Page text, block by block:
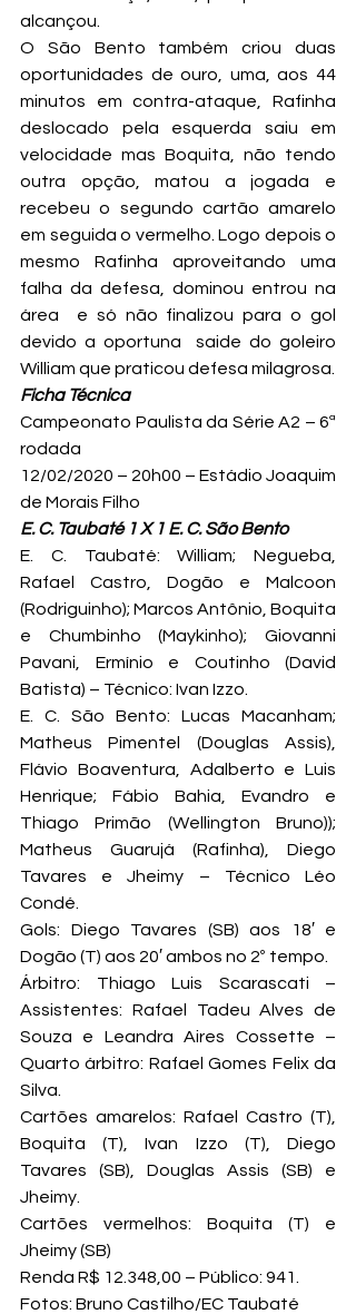
alcançou.
O São Bento também criou duas
oportunidades de ouro, uma, aos 44
minutos em contra-ataque, Rafinha
deslocado pela esquerda saiu em
velocidade mas Boquita, não tendo
outra opção, matou a jogada e
recebeu o segundo cartão amarelo
em seguida o vermelho. Logo depois o
mesmo Rafinha aproveitando uma
falha da defesa, dominou entrou na
área  e só não finalizou para o gol
devido a oportuna  saide do goleiro
William que praticou defesa milagrosa.
Ficha Técnica
Campeonato Paulista da Série A2 – 6ª
rodada
12/02/2020 – 20h00 – Estádio Joaquim
de Morais Filho
E. C. Taubaté 1 X 1 E. C. São Bento
E. C. Taubaté: William; Negueba,
Rafael Castro, Dogão e Malcoon
(Rodriguinho); Marcos Antônio, Boquita
e Chumbinho (Maykinho); Giovanni
Pavani, Ermínio e Coutinho (David
Batista) – Técnico: Ivan Izzo.
E. C. São Bento: Lucas Macanham;
Matheus Pimentel (Douglas Assis),
Flávio Boaventura, Adalberto e Luis
Henrique; Fábio Bahia, Evandro e
Thiago Primão (Wellington Bruno));
Matheus Guarujá (Rafinha), Diego
Tavares e Jheimy – Técnico Léo
Condé.
Gols: Diego Tavares (SB) aos 18′ e
Dogão (T) aos 20′ ambos no 2º tempo.
Árbitro: Thiago Luis Scarascati –
Assistentes: Rafael Tadeu Alves de
Souza e Leandra Aires Cossette –
Quarto árbitro: Rafael Gomes Felix da
Silva.
Cartões amarelos: Rafael Castro (T),
Boquita (T), Ivan Izzo (T), Diego
Tavares (SB), Douglas Assis (SB) e
Jheimy.
Cartões vermelhos: Boquita (T) e
Jheimy (SB)
Renda R$ 12.348,00 – Público: 941.
Fotos: Bruno Castilho/EC Taubaté